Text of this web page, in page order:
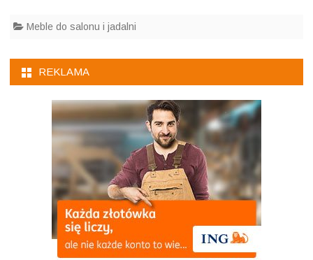
Meble do salonu i jadalni
REKLAMA